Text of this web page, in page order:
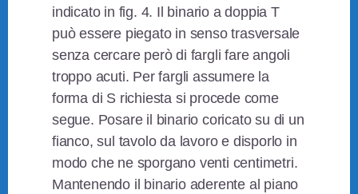
indicato in fig. 4. Il binario a doppia T
può essere piegato in senso trasversale
senza cercare però di fargli fare angoli
troppo acuti. Per fargli assumere la
forma di S richiesta si procede come
segue. Posare il binario coricato su di un
fianco, sul tavolo da lavoro e disporlo in
modo che ne sporgano venti centimetri.
Mantenendo il binario aderente al piano